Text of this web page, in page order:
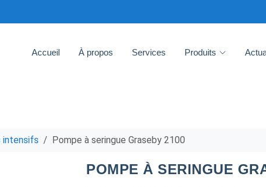
Accueil À propos Services Produits
intensifs Pompe à seringue Graseby 2100
POMPE À SERINGUE